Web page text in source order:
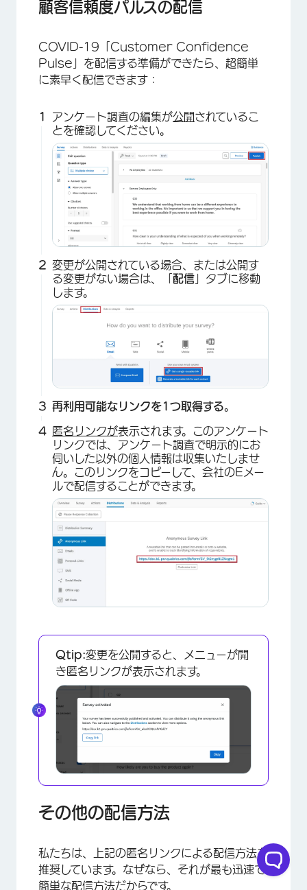
顧客信頼度パルスの配信
COVID-19「Customer Confidence
Pulse」を配信する準備ができたら、超簡単
に素早く配信できます：
アンケート調査の編集が公開されているこ
とを確認してください。
変更が公開されている場合、または公開す
る変更がない場合は、「 配信 」タブに移動
します。
再利用可能なリンクを1つ取得する。
匿名リンクが表示されます。このアンケート
リンクでは、アンケート調査で明示的にお
伺いした以外の個人情報は収集いたしませ
ん。このリンクをコピーして、会社のEメー
ルで配信することができます。
Qtip:変更を公開すると、メニューが開
き匿名リンクが表示されます。
その他の配信方法
私たちは、上記の匿名リンクによる配信方法を
推奨しています。なぜなら、それが最も迅速で
簡単な配信方法だからです。